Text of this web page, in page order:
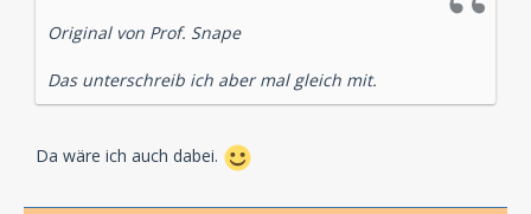
Original von Prof. Snape
Das unterschreib ich aber mal gleich mit.
Da wäre ich auch dabei.